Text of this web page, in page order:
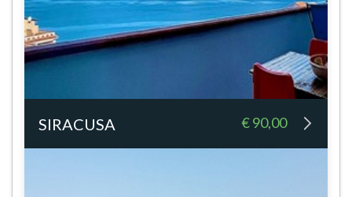
SIRACUSA € 90,00